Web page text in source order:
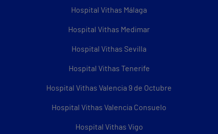
Hospital Vithas Málaga
Hospital Vithas Medimar
Hospital Vithas Sevilla
Hospital Vithas Tenerife
Hospital Vithas Valencia 9 de Octubre
Hospital Vithas Valencia Consuelo
Hospital Vithas Vigo